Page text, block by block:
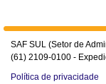
SAF SUL (Setor de
(61) 2109-0100 -
Política de privacidade